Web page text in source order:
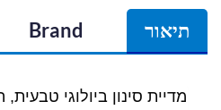
תיאור Brand
מדיית סינון ביולוגי